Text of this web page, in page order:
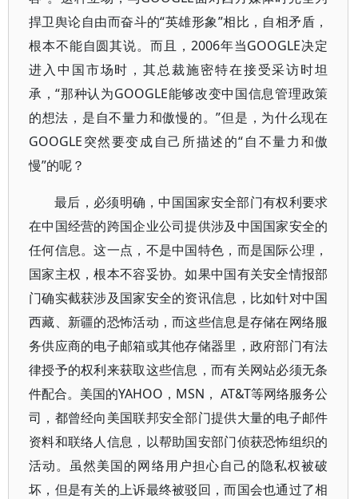
捍卫舆论自由而奋斗的“英雄形象”相比，自相矛盾，
根本不能自圆其说。而且，2006年当GOOGLE决定
进入中国市场时，其总裁施密特在接受采访时坦
承，“那种认为GOOGLE能够改变中国信息管理政策
的想法，是自不量力和傲慢的。”但是，为什么现在
GOOGLE突然要变成自己所描述的“自不量力和傲
慢”的呢？
最后，必须明确，中国国家安全部门有权利要求
在中国经营的跨国企业公司提供涉及中国国家安全的
任何信息。这一点，不是中国特色，而是国际公理，
国家主权，根本不容妥协。如果中国有关安全情报部
门确实截获涉及国家安全的资讯信息，比如针对中国
西藏、新疆的恐怖活动，而这些信息是存储在网络服
务供应商的电子邮箱或其他存储器里，政府部门有法
律授予的权利来获取这些信息，而有关网站必须无条
件配合。美国的YAHOO，MSN， AT&T等网络服务公
司，都曾经向美国联邦安全部门提供大量的电子邮件
资料和联络人信息，以帮助国安部门侦获恐怖组织的
活动。虽然美国的网络用户担心自己的隐私权被破
坏，但是有关的上诉最终被驳回，而国会也通过了相